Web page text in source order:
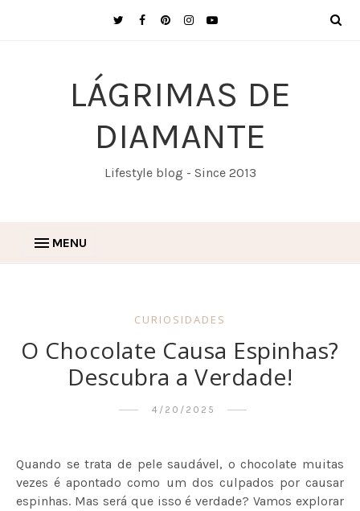
LÁGRIMAS DE
DIAMANTE
Lifestyle blog - Since 2013
MENU
CURIOSIDADES
O Chocolate Causa Espinhas?
Descubra a Verdade!
4/20/2025
Quando se trata de pele saudável, o chocolate muitas
vezes é apontado como um dos culpados por causar
espinhas. Mas será que isso é verdade? Vamos explorar